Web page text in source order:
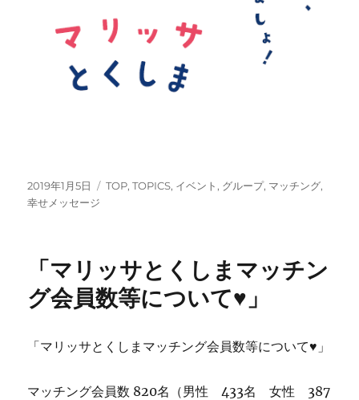
投
稿
2019年1月5日
カ
TOP,TOPICS, イベント , グループ, マッチング,
幸せメッセージ
「マリッサとくしまマッチン
グ会員数等について♥」
「マリッサとくしまマッチング会員数等について♥」
マッチング会員数 820名（男性 433名 女性 387